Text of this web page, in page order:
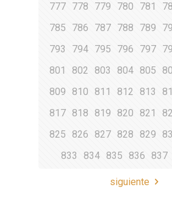
777 778 779 780 781
785
786 787 788 789
793
794 795 796 797
801
802 803 804 805
809
810 811 812 813
817 818 819 820 821
825
826 827 828 829
833
834 835 836 837
siguiente